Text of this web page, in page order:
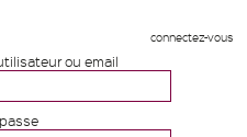
connectez-vous
ou email